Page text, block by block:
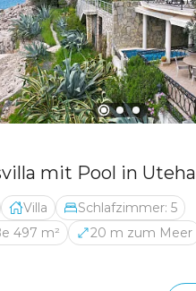
mit Pool in Uteha
Villa
Schlafzimmer: 5
497 m²
20 m zum Meer